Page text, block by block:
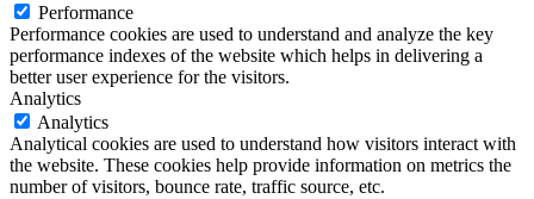
Performance
Performance cookies are used to understand and analyze the key
performance indexes of the website which helps in delivering a
better user experience for the visitors.
Analytics
Analytics
Analytical cookies are used to understand how visitors interact with
the website. These cookies help provide information on metrics the
number of visitors, bounce rate, traffic source, etc.